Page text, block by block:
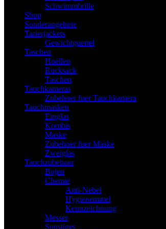
Schwimmbrille
Shop
Sonderangebote
Tarierjackets
Gewichtguertel
Taschen
Huellen
Rucksack
Taschen
Tauchkameras
Zubehoer fuer Tauchkamera
Tauchmasken
Einglas
Kombis
Maske
Zubehoer fuer Maske
Zweiglas
Tauchzubehoer
Bojen
Chemie
Anti-Nebel
Hygienemittel
Kennzeichnung
Messer
Sonstiges